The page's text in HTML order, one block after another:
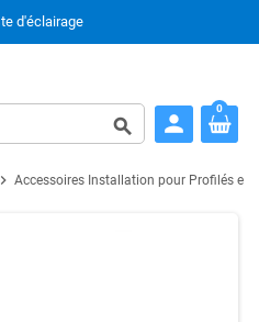
d'éclairage
search person
0
chevron_right Accessoires Installation pour Profilés et